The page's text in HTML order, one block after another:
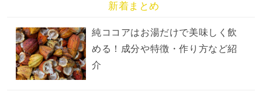
新着まとめ
純ココアはお湯だけで美味しく飲
める！成分や特徴・作り方など紹
介